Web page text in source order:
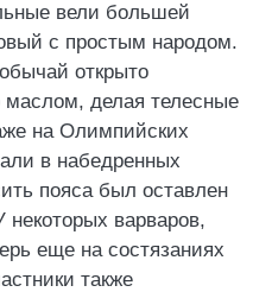
вели большей
с простым народом.
открыто
маслом, делая телесные
на Олимпийских
в набедренных
пояса был оставлен
варваров,
еще на состязаниях
также